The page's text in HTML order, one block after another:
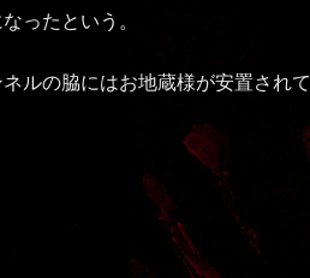
ったという。
ルの脇にはお地蔵様が安置されて